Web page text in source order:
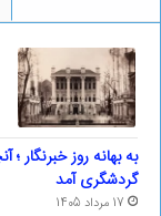
به بهانه روز خبرنگار
گردشگری آمد
17 مرداد 1405